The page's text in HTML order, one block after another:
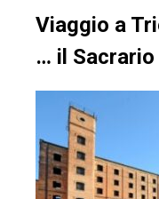
Viaggio a
… il